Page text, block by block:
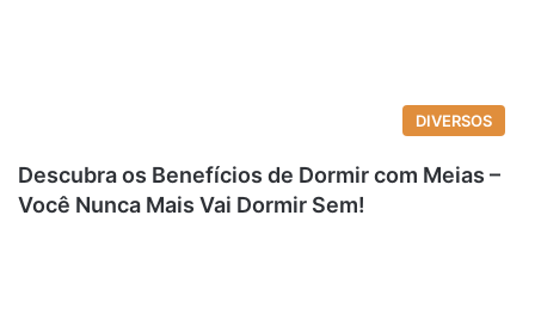
DIVERSOS
Descubra os Benefícios de Dormir com Meias –
Você Nunca Mais Vai Dormir Sem!